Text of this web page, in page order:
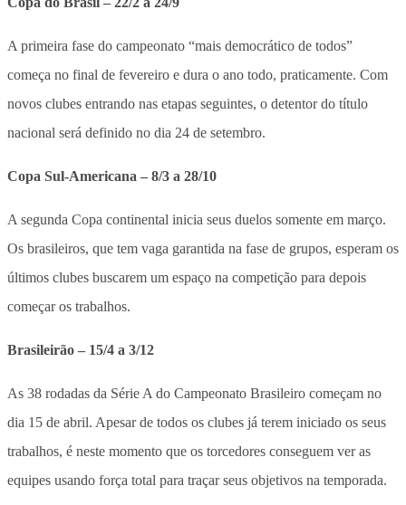
A primeira fase do campeonato “mais democrático de todos”
começa no final de fevereiro e dura o ano todo, praticamente. Com
novos clubes entrando nas etapas seguintes, o detentor do título
nacional será definido no dia 24 de setembro.
Copa Sul-Americana – 8/3 a 28/10
A segunda Copa continental inicia seus duelos somente em março.
Os brasileiros, que tem vaga garantida na fase de grupos, esperam os
últimos clubes buscarem um espaço na competição para depois
começar os trabalhos.
Brasileirão – 15/4 a 3/12
As 38 rodadas da Série A do Campeonato Brasileiro começam no
dia 15 de abril. Apesar de todos os clubes já terem iniciado os seus
trabalhos, é neste momento que os torcedores conseguem ver as
equipes usando força total para traçar seus objetivos na temporada.